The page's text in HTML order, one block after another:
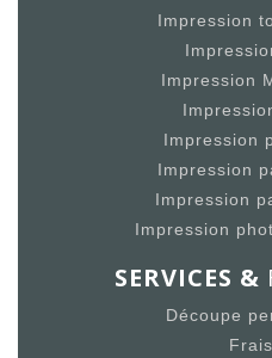
Impression
Impression
Impression
Impression
Impression
Impression
SERVICES &
Découpe